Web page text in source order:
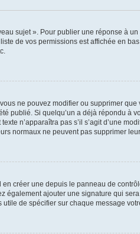
sujet ». Pour publier une réponse à
de vos permissions est affichée en
ne pouvez modifier ou supprimer
publié. Si quelqu’un a déjà répondu à
n’apparaîtra pas s’il s’agit d’une
normaux ne peuvent pas supprimer
créer une depuis le panneau de
également ajouter une signature qui
de spécifier sur chaque message